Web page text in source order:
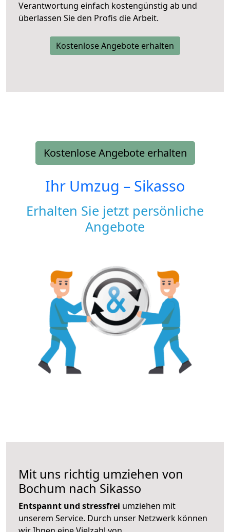
Verantwortung einfach kostengünstig ab und
überlassen Sie den Profis die Arbeit.
Kostenlose Angebote erhalten
Kostenlose Angebote erhalten
Ihr Umzug – Sikasso
Erhalten Sie jetzt persönliche
Angebote
Mit uns richtig umziehen von
Bochum nach Sikasso
Entspannt und stressfrei umziehen mit
unserem Service. Durch unser Netzwerk können